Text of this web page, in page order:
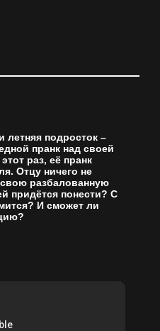
летняя подросток –
пранк над своей
раз, её пранк
Отцу ничего не
свою разбалованную
придётся понести? С
И сможет ли